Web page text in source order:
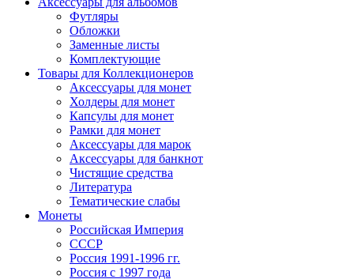
Футляры
Обложки
Заменные листы
Комплектующие
Товары для Коллекционеров
Аксессуары для монет
Холдеры для монет
Капсулы для монет
Рамки для монет
Аксессуары для марок
Аксессуары для банкнот
Чистящие средства
Литература
Тематические слабы
Монеты
Российская Империя
СССР
Россия 1991-1996 гг.
Россия с 1997 года